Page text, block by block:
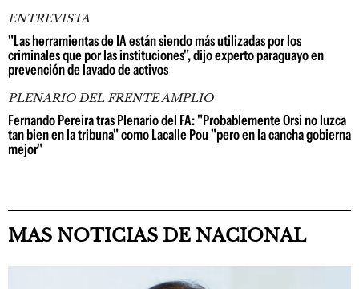
ENTREVISTA
"Las herramientas de IA están siendo más utilizadas por los
criminales que por las instituciones", dijo experto paraguayo en
prevención de lavado de activos
PLENARIO DEL FRENTE AMPLIO
Fernando Pereira tras Plenario del FA: "Probablemente Orsi no luzca
tan bien en la tribuna" como Lacalle Pou "pero en la cancha gobierna
mejor"
MAS NOTICIAS DE NACIONAL